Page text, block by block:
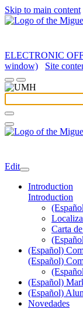
Skip to main content
ELECTRONIC
window)
Site
Edit
Introduction
Introduction
Carta
(Español)
(Español)
(Español)
(Español)
Novedades